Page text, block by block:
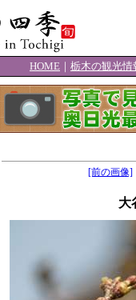
HOME ｜ 栃木の観光情
[前の画像]
大